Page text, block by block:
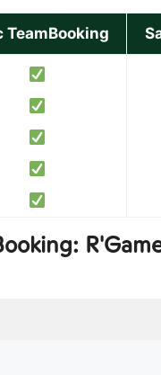
TeamBooking